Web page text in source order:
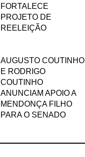
FORTALECE
PROJETO DE
REELEIÇÃO
AUGUSTO COUTINHO
E RODRIGO
COUTINHO
ANUNCIAM APOIO A
MENDONÇA FILHO
PARA O SENADO